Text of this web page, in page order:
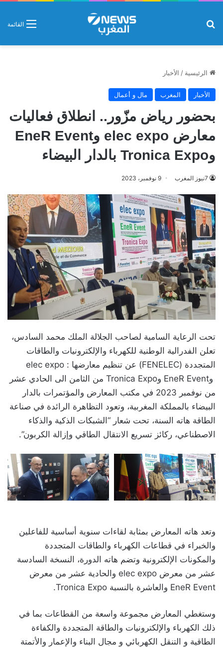
القائمة
الرئيسية / الأخبار
الأخبار المغرب مال و أعمال
بحضور رياض مزّور.. انطلاق فعاليات
معارض elec expo وEneR Event
وTronica Expo بالدار البيضاء
7نيوز المغرب 9 نوفمبر، 2023
تحت الرعاية السامية لصاحب الجلالة الملك محمد السادس،
تعلن الفدرالية الوطنية للكهرباء والإلكترونيات والطاقات
المتجددة (FENELEC) عن تنظيم معارضها : elec expo
وEneR Event وTronica Expo من الثامن الى الحادي عشر
من نوفمبر 2023 في مكتب المعارض والمؤتمرات بالدار
البيضاء بالمملكة المغربية، وتعود التظاهرة الرائدة في صناعة
الطاقة هاته السنة، تحت شعار “الشبكات الذكية والذكاء
الاصطناعي، ركائز تسريع الانتقال الطاقي وإزالة الكربون”.
وتعد هاته المعارض بمثابة لقاءات سنوية أساسية للفاعلين
والخبراء في قطاعات الكهرباء والطاقات المتجددة
والمكونات الإلكترونية وتضم هاته الدورة، النسخة السادسة
عشر من معرض elec expo والحادية عشر من معرض
EneR Event والعاشرة بالنسبة Tronica Expo.
وستغطي المعارض مجموعة واسعة من القطاعات بما في
ذلك الكهرباء والإلكترونيات والطاقة المتجددة والكفاءة
الطاقية و التنقل الكهربائي و مجال البناء والإعمار والأتمتة